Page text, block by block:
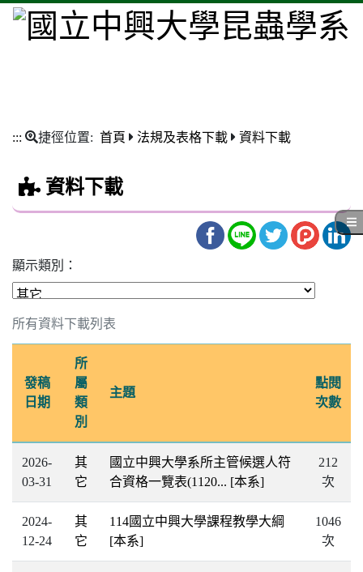
::: 捷徑位置: 首頁 法規及表格下載 資料下載
資料下載
顯示類別：
所有資料下載列表
發稿
日期
所
屬
類
別
主題
點閱
次數
2026-
03-31
其
它
國立中興大學系所主管候選人符
合資格一覽表(1120... [本系]
212
次
2024-
12-24
其
它
114國立中興大學課程教學大綱
[本系]
1046
次